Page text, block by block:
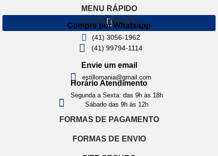
MENU RÁPIDO
ATENDIMENTO
Compre por Whatsapp
(41) 3056-1962
(41) 99794-1114
Envie um email
estillomania@gmail.com
Horário Atendimento
Segunda a Sexta: das 9h às 18h
Sábado das 9h às 12h
FORMAS DE PAGAMENTO
FORMAS DE ENVIO